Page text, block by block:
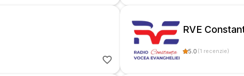
RVE
5.0 (1 recenzie)